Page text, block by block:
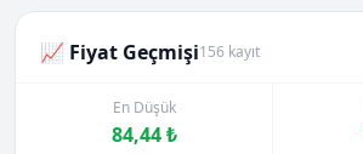
📈 Fiyat Geçmişi156 kayıt
En Düşük
84,44 ₺